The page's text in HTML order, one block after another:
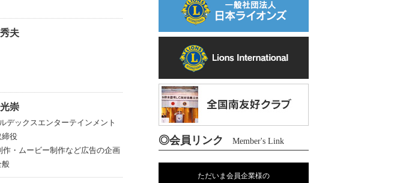
夫
崇
デックスエンターテインメント
締役
・ムービー制作など広告の企画
般
◎会員リンク Member's Link
ただいま会員企業様の